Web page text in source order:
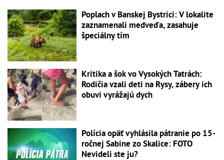
Poplach v Banskej Bystrici: V lokalite
zaznamenali medveďa, zasahuje
špeciálny tím
Kritika a šok vo Vysokých Tatrách:
Rodičia vzali deti na Rysy, zábery ich
obuvi vyrážajú dych
Polícia opäť vyhlásila pátranie po 15-
ročnej Sabine zo Skalice: FOTO
Nevideli ste ju?